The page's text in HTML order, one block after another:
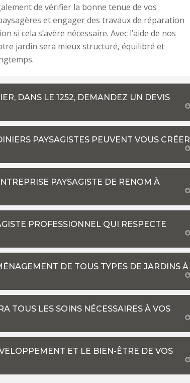
de vérifier la bonne tenue de vos
et engager des travaux de réparation
si cela s’avère nécessaire. Avec l’aide de nos
jardin sera mieux structuré, équilibré et
DANS LE 1252, DEMANDEZ UN DEVIS
PAYSAGISTES PEUVENT VOUS CRÉER
PAYSAGISTE DE RENOM À
PROFESSIONNEL QUI RESPECTE
DE TOUS TYPES DE JARDINS À
TOUS LES SOINS NÉCESSAIRES À VOS
ET LE BIEN-ÊTRE DE VOS